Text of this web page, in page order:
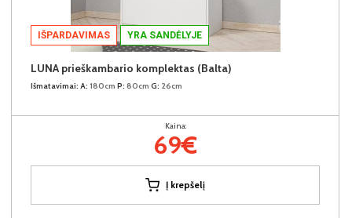
IŠPARDAVIMAS YRA SANDĖLYJE
LUNA prieškambario komplektas (Balta)
Išmatavimai: A: 180cm P: 80cm G: 26cm
Kaina:
69€
Į krepšelį